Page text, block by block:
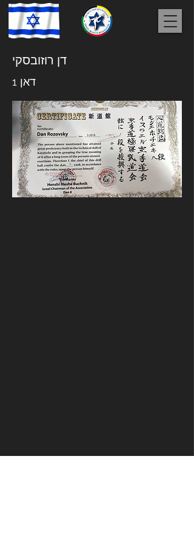
דן רוזובסקי
דאן 1